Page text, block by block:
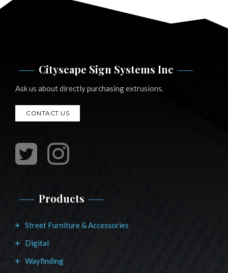
Cityscape Sign Systems Inc
Ask us about directly purchasing extrusions.
CONTACT US
Products
Street Furniture & Accessories
Digital
Wayfinding